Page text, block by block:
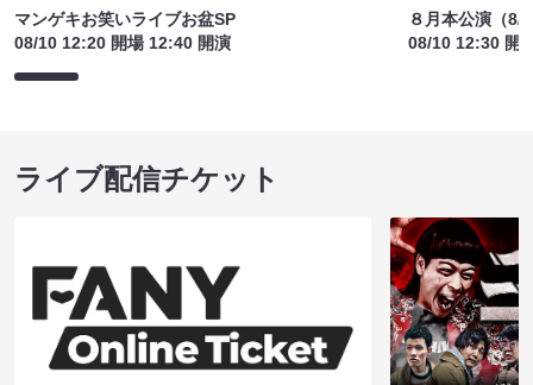
マンゲキお笑いライブお盆SP
08/10 12:20 開場 12:40 開演
８月本公演（8/
08/10 12:30 開
ライブ配信チケット